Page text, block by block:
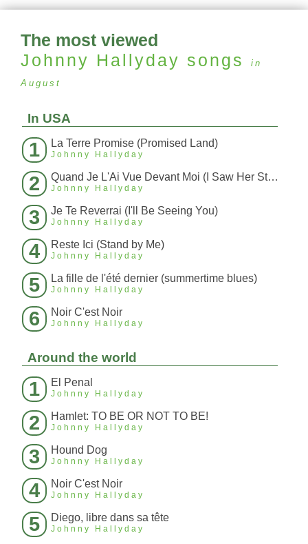
The most viewed
Johnny Hallyday songs
in
August
In USA
1 La Terre Promise (Promised Land)
Johnny Hallyday
2 Quand Je L'Ai Vue Devant Moi (I Saw Her Standing)
Johnny Hallyday
3 Je Te Reverrai (I'll Be Seeing You)
Johnny Hallyday
4 Reste Ici (Stand by Me)
Johnny Hallyday
5 La fille de l'été dernier (summertime blues)
Johnny Hallyday
6 Noir C'est Noir
Johnny Hallyday
Around the world
1 El Penal
Johnny Hallyday
2 Hamlet: TO BE OR NOT TO BE!
Johnny Hallyday
3 Hound Dog
Johnny Hallyday
4 Noir C'est Noir
Johnny Hallyday
5 Diego, libre dans sa tête
Johnny Hallyday